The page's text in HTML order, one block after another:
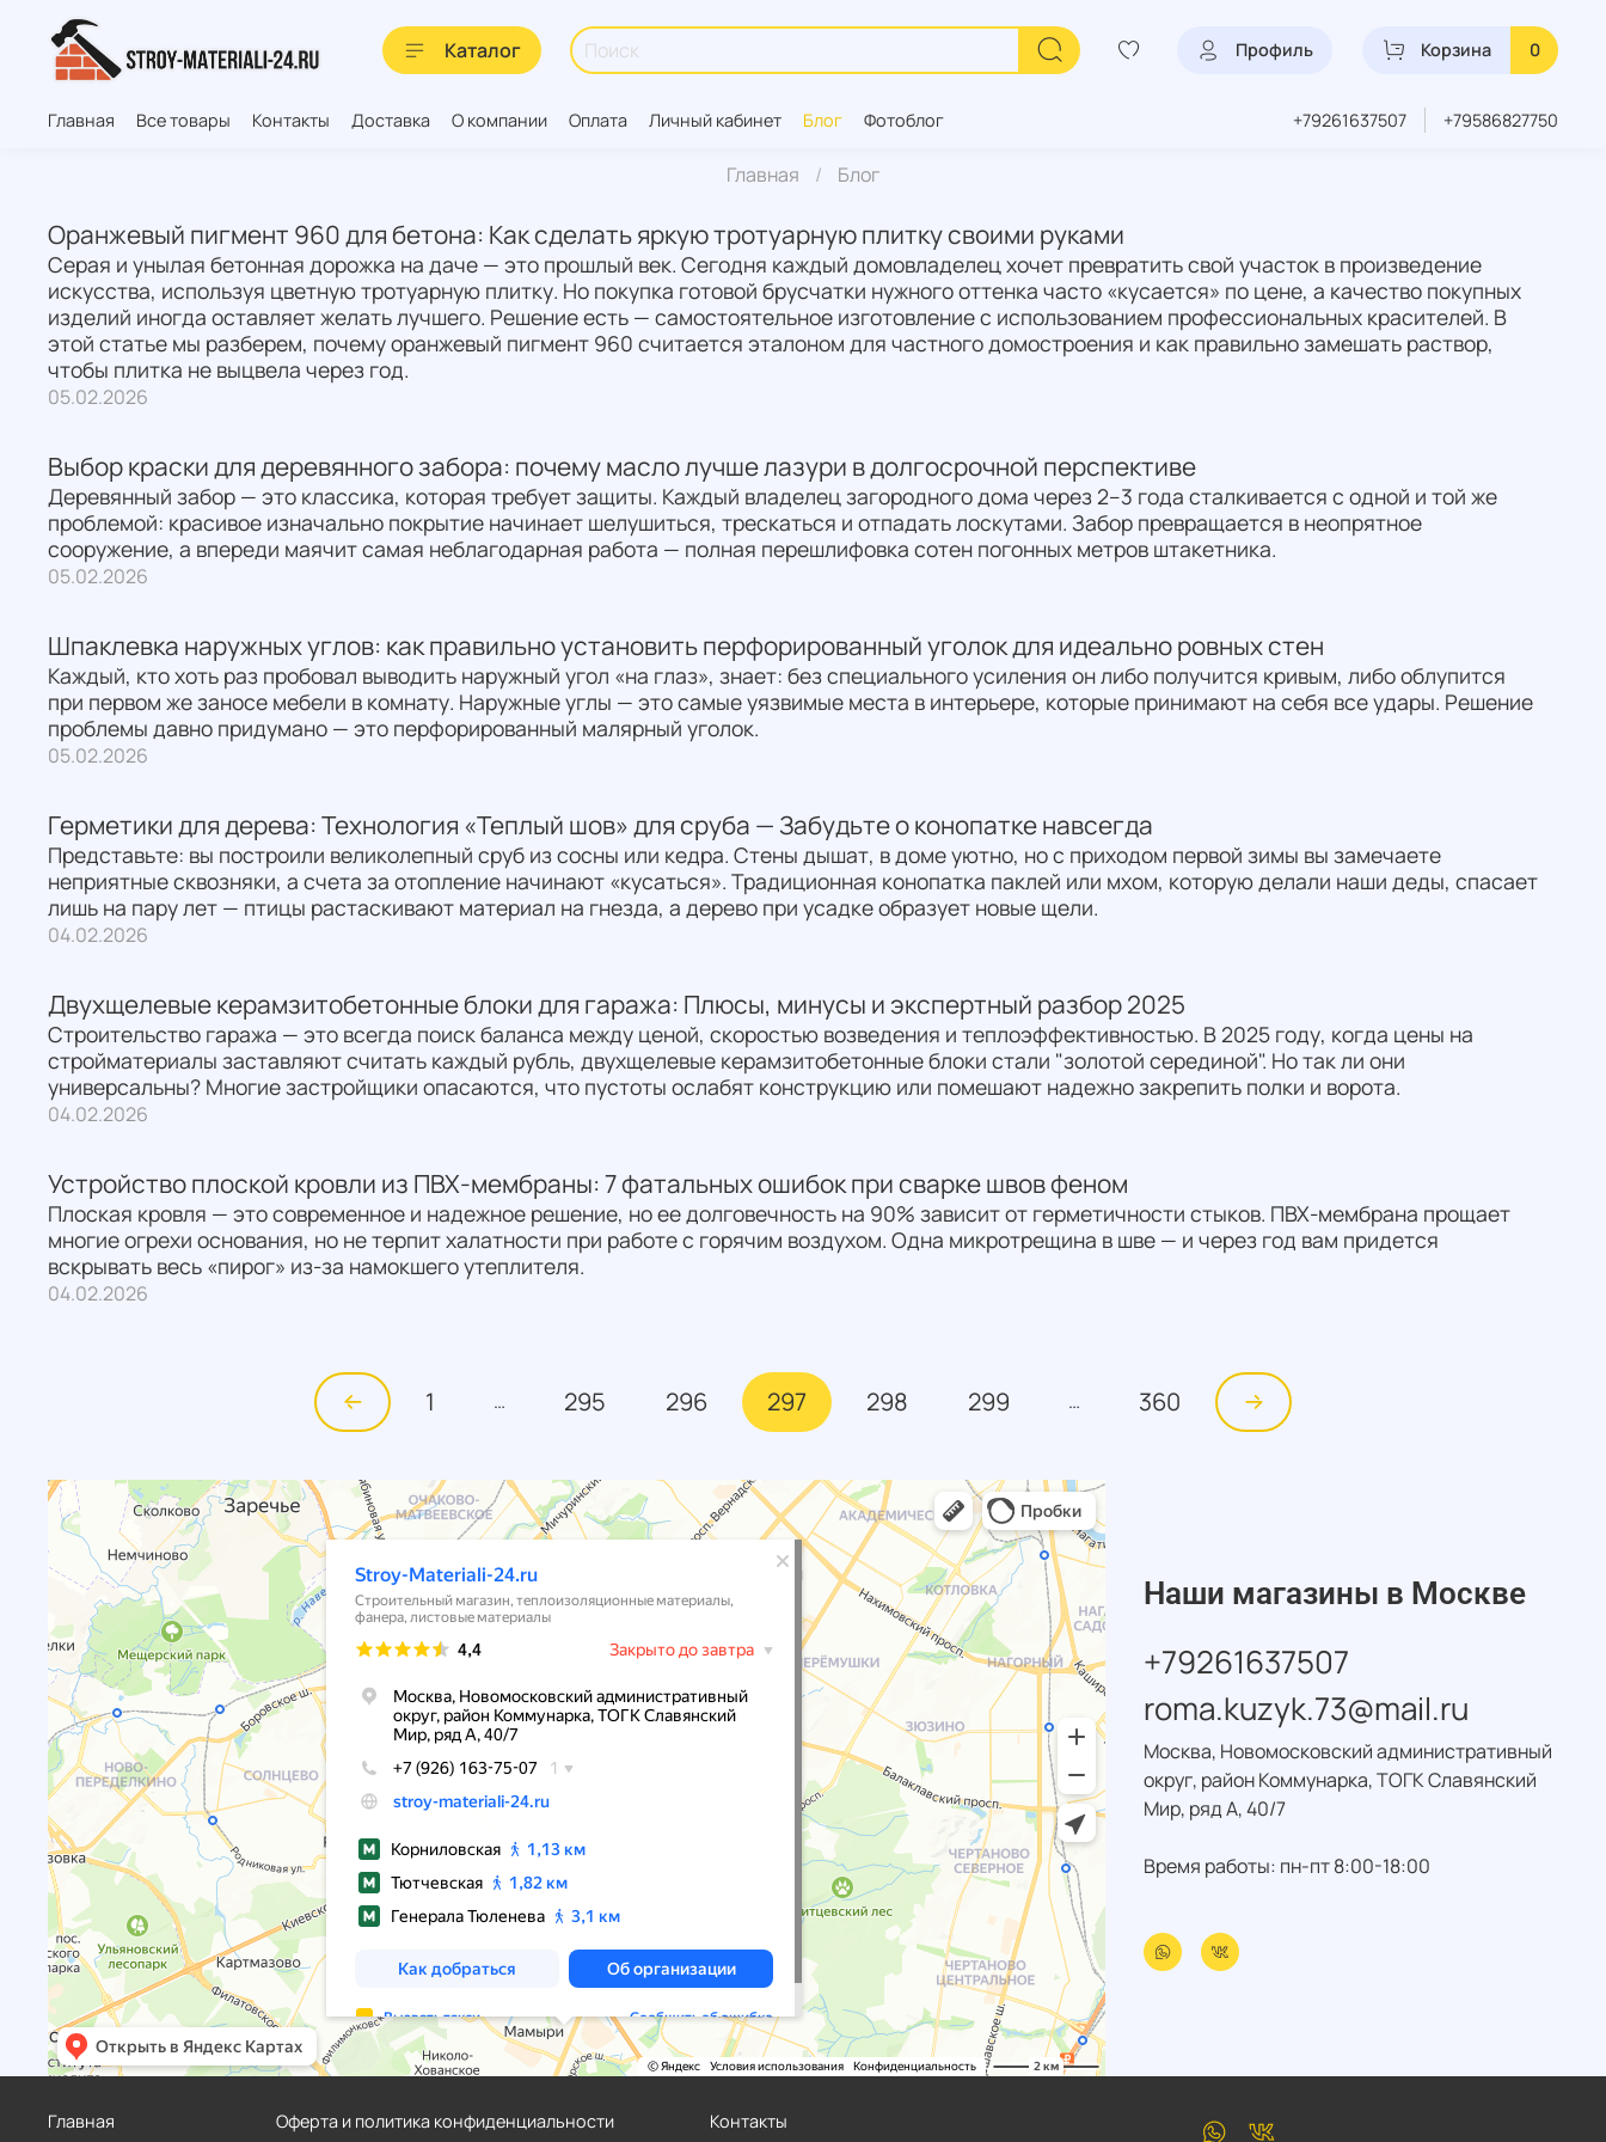
Каталог Профиль Корзина 0
Главная Все товары Контакты Доставка О компании Оплата Личный кабинет Блог Фотоблог +79261637507 +79586827750
Главная Блог
Оранжевый пигмент 960 для бетона: Как сделать яркую тротуарную плитку своими руками
Серая и унылая бетонная дорожка на даче — это прошлый век. Сегодня каждый домовладелец хочет превратить свой участок в произведение
искусства, используя цветную тротуарную плитку. Но покупка готовой брусчатки нужного оттенка часто «кусается» по цене, а качество покупных
изделий иногда оставляет желать лучшего. Решение есть — самостоятельное изготовление с использованием профессиональных красителей. В
этой статье мы разберем, почему оранжевый пигмент 960 считается эталоном для частного домостроения и как правильно замешать раствор,
чтобы плитка не выцвела через год.
05.02.2026
Выбор краски для деревянного забора: почему масло лучше лазури в долгосрочной перспективе
Деревянный забор — это классика, которая требует защиты. Каждый владелец загородного дома через 2–3 года сталкивается с одной и той же
проблемой: красивое изначально покрытие начинает шелушиться, трескаться и отпадать лоскутами. Забор превращается в неопрятное
сооружение, а впереди маячит самая неблагодарная работа — полная перешлифовка сотен погонных метров штакетника.
05.02.2026
Шпаклевка наружных углов: как правильно установить перфорированный уголок для идеально ровных стен
Каждый, кто хоть раз пробовал выводить наружный угол «на глаз», знает: без специального усиления он либо получится кривым, либо облупится
при первом же заносе мебели в комнату. Наружные углы — это самые уязвимые места в интерьере, которые принимают на себя все удары. Решение
проблемы давно придумано — это перфорированный малярный уголок.
05.02.2026
Герметики для дерева: Технология «Теплый шов» для сруба — Забудьте о конопатке навсегда
Представьте: вы построили великолепный сруб из сосны или кедра. Стены дышат, в доме уютно, но с приходом первой зимы вы замечаете
неприятные сквозняки, а счета за отопление начинают «кусаться». Традиционная конопатка паклей или мхом, которую делали наши деды, спасает
лишь на пару лет — птицы растаскивают материал на гнезда, а дерево при усадке образует новые щели.
04.02.2026
Двухщелевые керамзитобетонные блоки для гаража: Плюсы, минусы и экспертный разбор 2025
Строительство гаража — это всегда поиск баланса между ценой, скоростью возведения и теплоэффективностью. В 2025 году, когда цены на
стройматериалы заставляют считать каждый рубль, двухщелевые керамзитобетонные блоки стали "золотой серединой". Но так ли они
универсальны? Многие застройщики опасаются, что пустоты ослабят конструкцию или помешают надежно закрепить полки и ворота.
04.02.2026
Устройство плоской кровли из ПВХ-мембраны: 7 фатальных ошибок при сварке швов феном
Плоская кровля — это современное и надежное решение, но ее долговечность на 90% зависит от герметичности стыков. ПВХ-мембрана прощает
многие огрехи основания, но не терпит халатности при работе с горячим воздухом. Одна микротрещина в шве — и через год вам придется
вскрывать весь «пирог» из-за намокшего утеплителя.
04.02.2026
1 … 295 296 297 298 299 … 360
Наши магазины в Москве
+79261637507
roma.kuzyk.73@mail.ru
Москва, Новомосковский административный
округ, район Коммунарка, ТОГК Славянский
Мир, ряд А, 40/7
Время работы: пн-пт 8:00-18:00
Главная Оферта и политика конфиденциальности Контакты